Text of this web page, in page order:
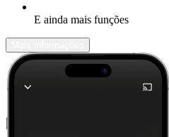
E ainda mais funções